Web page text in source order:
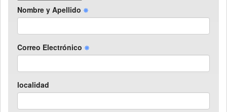
Nombre y Apellido
Correo Electrónico
localidad